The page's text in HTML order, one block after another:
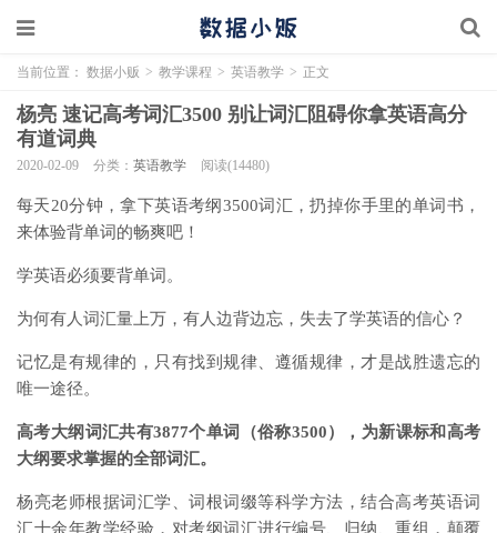
当前位置： 数据小贩 > 教学课程 > 英语教学 > 正文
杨亮 速记高考词汇3500 别让词汇阻碍你拿英语高分
有道词典
2020-02-09 分类： 英语教学 阅读(14480)
每天20分钟，拿下英语考纲3500词汇，扔掉你手里的单词书，
来体验背单词的畅爽吧！
学英语必须要背单词。
为何有人词汇量上万，有人边背边忘，失去了学英语的信心？
记忆是有规律的，只有找到规律、遵循规律，才是战胜遗忘的
唯一途径。
高考大纲词汇共有3877个单词（俗称3500），为新课标和高考
大纲要求掌握的全部词汇。
杨亮老师根据词汇学、词根词缀等科学方法，结合高考英语词
汇十余年教学经验，对考纲词汇进行编号、归纳、重组，颠覆